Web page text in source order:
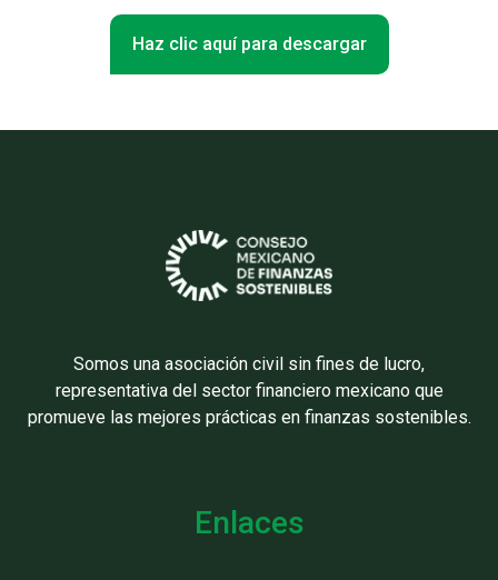
Haz clic aquí para descargar
Somos una asociación civil sin fines de lucro,
representativa del sector financiero mexicano que
promueve las mejores prácticas en finanzas sostenibles.
Enlaces